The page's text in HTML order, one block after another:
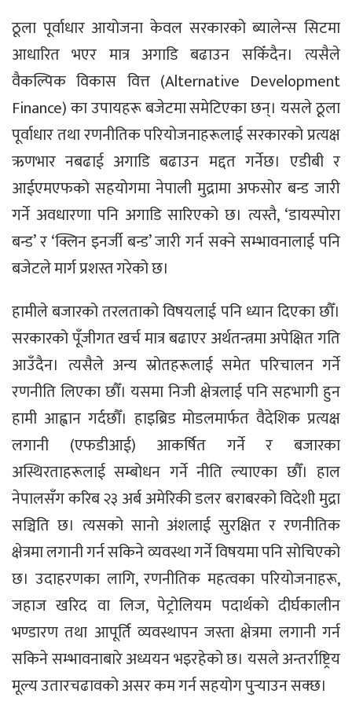
ठूला पूर्वाधार आयोजना केवल सरकारको ब्यालेन्स सिटमा
आधारित भएर मात्र अगाडि बढाउन सकिँदैन। त्यसैले
वैकल्पिक विकास वित्त (Alternative Development
Finance) का उपायहरू बजेटमा समेटिएका छन्। यसले ठूला
पूर्वाधार तथा रणनीतिक परियोजनाहरूलाई सरकारको प्रत्यक्ष
ऋणभार नबढाई अगाडि बढाउन मद्दत गर्नेछ। एडीबी र
आईएमएफको सहयोगमा नेपाली मुद्रामा अफसोर बन्ड जारी
गर्ने अवधारणा पनि अगाडि सारिएको छ। त्यस्तै, ‘डायस्पोरा
बन्ड’ र ‘क्लिन इनर्जी बन्ड’ जारी गर्न सक्ने सम्भावनालाई पनि
बजेटले मार्ग प्रशस्त गरेको छ।
हामीले बजारको तरलताको विषयलाई पनि ध्यान दिएका छौँ।
सरकारको पूँजीगत खर्च मात्र बढाएर अर्थतन्त्रमा अपेक्षित गति
आउँदैन। त्यसैले अन्य स्रोतहरूलाई समेत परिचालन गर्ने
रणनीति लिएका छौँ। यसमा निजी क्षेत्रलाई पनि सहभागी हुन
हामी आह्वान गर्दछौँ। हाइब्रिड मोडलमार्फत वैदेशिक प्रत्यक्ष
लगानी (एफडीआई) आकर्षित गर्ने र बजारका
अस्थिरताहरूलाई सम्बोधन गर्ने नीति ल्याएका छौँ। हाल
नेपालसँग करिब २३ अर्ब अमेरिकी डलर बराबरको विदेशी मुद्रा
सञ्चिति छ। त्यसको सानो अंशलाई सुरक्षित र रणनीतिक
क्षेत्रमा लगानी गर्न सकिने व्यवस्था गर्ने विषयमा पनि सोचिएको
छ। उदाहरणका लागि, रणनीतिक महत्वका परियोजनाहरू,
जहाज खरिद वा लिज, पेट्रोलियम पदार्थको दीर्घकालीन
भण्डारण तथा आपूर्ति व्यवस्थापन जस्ता क्षेत्रमा लगानी गर्न
सकिने सम्भावनाबारे अध्ययन भइरहेको छ। यसले अन्तर्राष्ट्रिय
मूल्य उतारचढावको असर कम गर्न सहयोग पुर्‍याउन सक्छ।